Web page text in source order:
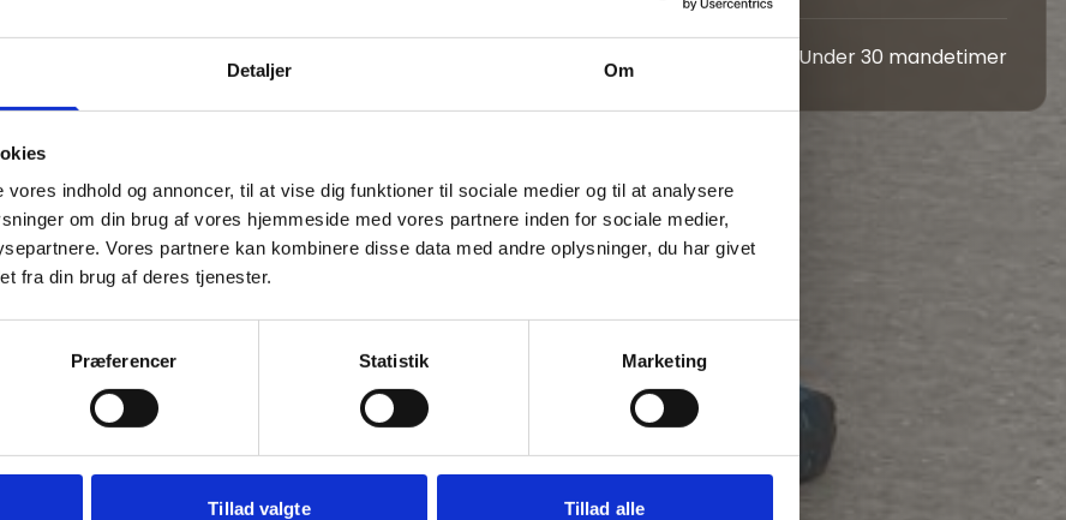
Detaljer Om
indhold og annoncer, til at vise dig funktioner til sociale medier og til at analysere
om din brug af vores hjemmeside med vores partnere inden for sociale medier,
Vores partnere kan kombinere disse data med andre oplysninger, du har givet
fra din brug af deres tjenester.
Præferencer Statistik Marketing
Tillad valgte Tillad alle
Under 30 mandetimer